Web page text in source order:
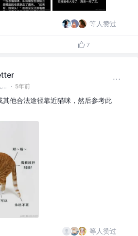
等人赞过
7
软件工程师/个人开发者 @网易 · 5年前
其他合法途径靠近猫咪，然后参考此
等人赞过